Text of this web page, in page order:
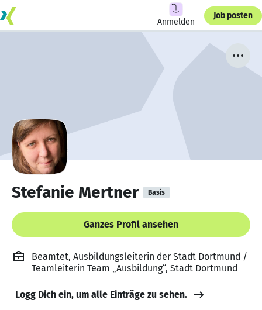
Anmelden
Job posten
Stefanie Mertner Basis
Ganzes Profil ansehen
Beamtet, Ausbildungsleiterin der Stadt Dortmund /
Teamleiterin Team „Ausbildung“, Stadt Dortmund
Logg Dich ein, um alle Einträge zu sehen.